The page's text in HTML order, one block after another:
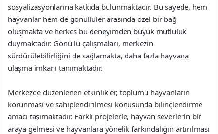
sosyalizasyonlarına katkıda bulunmaktadır. Bu sayede, hem
hayvanlar hem de gönüllüler arasında özel bir bağ
oluşmakta ve herkes bu deneyimden büyük mutluluk
duymaktadır. Gönüllü çalışmaları, merkezin
sürdürülebilirliğini de sağlamakta, daha fazla hayvana
ulaşma imkanı tanımaktadır.
Merkezde düzenlenen etkinlikler, toplumu hayvanların
korunması ve sahiplendirilmesi konusunda bilinçlendirme
amacı taşımaktadır. Farklı projelerle, hayvan severlerin bir
araya gelmesi ve hayvanlara yönelik farkındalığın artırılması